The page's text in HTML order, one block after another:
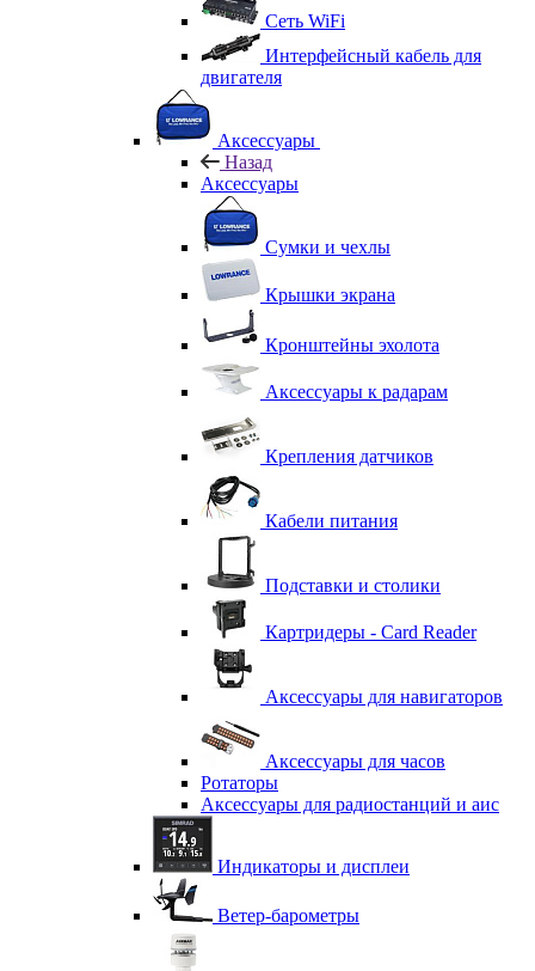
Сеть WiFi
Интерфейсный кабель для
двигателя
Аксессуары
Назад
Аксессуары
Сумки и чехлы
Крышки экрана
Кронштейны эхолота
Аксессуары к радарам
Крепления датчиков
Кабели питания
Подставки и столики
Картридеры - Card Reader
Аксессуары для навигаторов
Аксессуары для часов
Ротаторы
Аксессуары для радиостанций и аис
Индикаторы и дисплеи
Ветер-барометры